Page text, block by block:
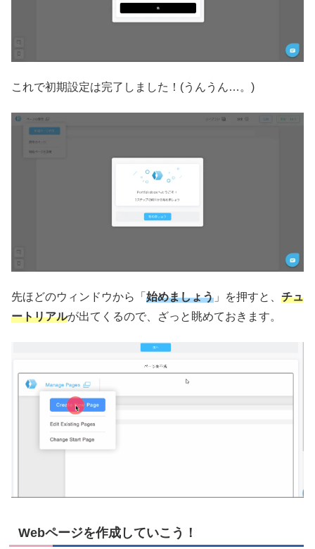
これで初期設定は完了しました！(うんうん…。)
先ほどのウィンドウから「 始めましょう 」を押すと、 チュ
ートリアルが出てくるので、ざっと眺めておきます。
Webページを作成していこう！